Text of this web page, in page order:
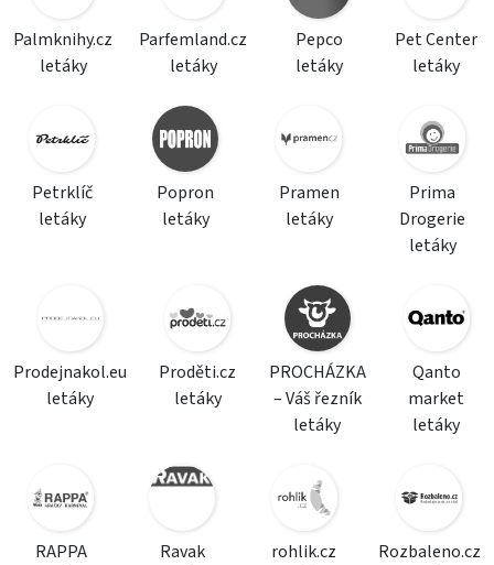
Palmknihy.cz
letáky
Parfemland.cz
letáky
Pepco
letáky
Pet Center
letáky
Petrklíč
letáky
Popron
letáky
Pramen
letáky
Prima
Drogerie
letáky
Prodejnakol.eu
letáky
Proděti.cz
letáky
PROCHÁZKA
– Váš řezník
letáky
Qanto
market
letáky
RAPPA
Ravak
rohlik.cz
Rozbaleno.cz